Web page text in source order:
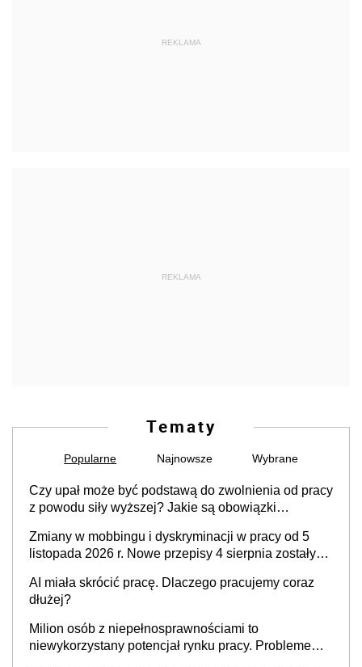
REKLAMA
REKLAMA
Tematy
Popularne Najnowsze Wybrane
Czy upał może być podstawą do zwolnienia od pracy
z powodu siły wyższej? Jakie są obowiązki
Zmiany w mobbingu i dyskryminacji w pracy od 5
listopada 2026 r. Nowe przepisy 4 sierpnia zostały
AI miała skrócić pracę. Dlaczego pracujemy coraz
dłużej?
Milion osób z niepełnosprawnościami to
niewykorzystany potencjał rynku pracy. Problemem